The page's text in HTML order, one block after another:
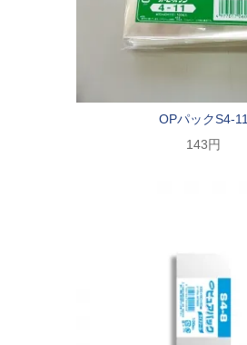
OPパックS4-11
143円